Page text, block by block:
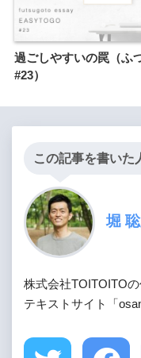
過ごしやすいの罠（ふ
#23）
この記事を書いた
堀
株式会社TOITOITO
テキストサイト「